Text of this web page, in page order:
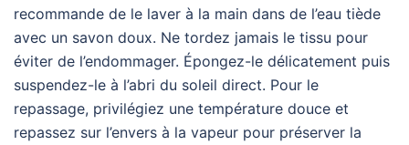
recommande de le laver à la main dans de l’eau tiède
avec un savon doux. Ne tordez jamais le tissu pour
éviter de l’endommager. Épongez-le délicatement puis
suspendez-le à l’abri du soleil direct. Pour le
repassage, privilégiez une température douce et
repassez sur l’envers à la vapeur pour préserver la